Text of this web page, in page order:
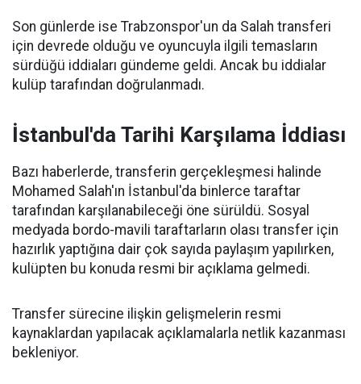
Son günlerde ise Trabzonspor'un da Salah transferi
için devrede olduğu ve oyuncuyla ilgili temasların
sürdüğü iddiaları gündeme geldi. Ancak bu iddialar
kulüp tarafından doğrulanmadı.
İstanbul'da Tarihi Karşılama İddiası
Bazı haberlerde, transferin gerçekleşmesi halinde
Mohamed Salah'ın İstanbul'da binlerce taraftar
tarafından karşılanabileceği öne sürüldü. Sosyal
medyada bordo-mavili taraftarların olası transfer için
hazırlık yaptığına dair çok sayıda paylaşım yapılırken,
kulüpten bu konuda resmi bir açıklama gelmedi.
Transfer sürecine ilişkin gelişmelerin resmi
kaynaklardan yapılacak açıklamalarla netlik kazanması
bekleniyor.